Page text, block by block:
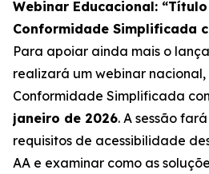
Webinar Educacional:
Conformidade Simplificada
Para apoiar ainda mais o
realizará um webinar nacional,
Conformidade Simplificada
janeiro de 2026. A sessão
requisitos de acessibilidade
AA e examinar como as